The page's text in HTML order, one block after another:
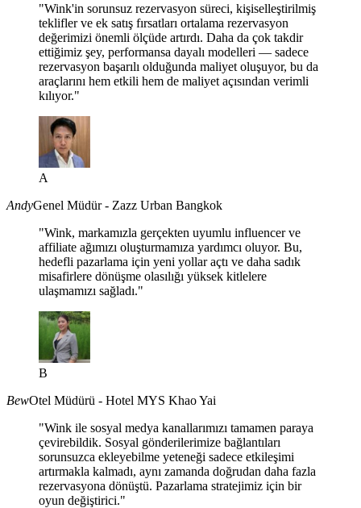
"Wink'in sorunsuz rezervasyon süreci, kişiselleştirilmiş
teklifler ve ek satış fırsatları ortalama rezervasyon
değerimizi önemli ölçüde artırdı. Daha da çok takdir
ettiğimiz şey, performansa dayalı modelleri — sadece
rezervasyon başarılı olduğunda maliyet oluşuyor, bu da
araçlarını hem etkili hem de maliyet açısından verimli
kılıyor."
A
AndyGenel Müdür - Zazz Urban Bangkok
"Wink, markamızla gerçekten uyumlu influencer ve
affiliate ağımızı oluşturmamıza yardımcı oluyor. Bu,
hedefli pazarlama için yeni yollar açtı ve daha sadık
misafirlere dönüşme olasılığı yüksek kitlelere
ulaşmamızı sağladı."
B
BewOtel Müdürü - Hotel MYS Khao Yai
"Wink ile sosyal medya kanallarımızı tamamen paraya
çevirebildik. Sosyal gönderilerimize bağlantıları
sorunsuzca ekleyebilme yeteneği sadece etkileşimi
artırmakla kalmadı, aynı zamanda doğrudan daha fazla
rezervasyona dönüştü. Pazarlama stratejimiz için bir
oyun değiştirici."